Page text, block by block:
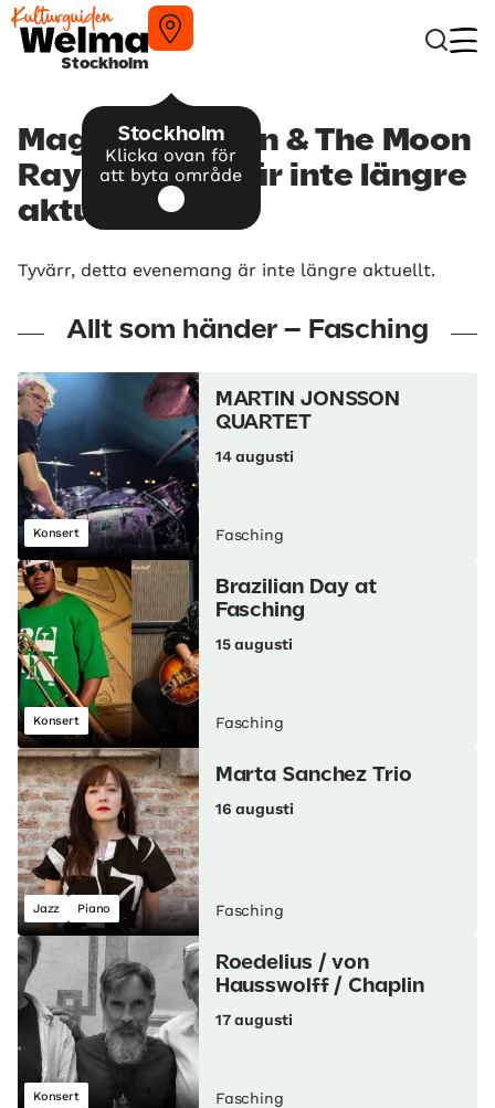
Stockholm
Stockholm
Klicka ovan för
att byta område
Magnus Carlson & The Moon
Ray Quintet – är inte längre
aktuellt
Tyvärr, detta evenemang är inte längre aktuellt.
Allt som händer – Fasching
Konsert
MARTIN JONSSON
QUARTET
14 augusti
Fasching
Konsert
Brazilian Day at
Fasching
15 augusti
Fasching
Jazz Piano
Marta Sanchez Trio
16 augusti
Fasching
Konsert
Roedelius / von
Hausswolff / Chaplin
17 augusti
Fasching